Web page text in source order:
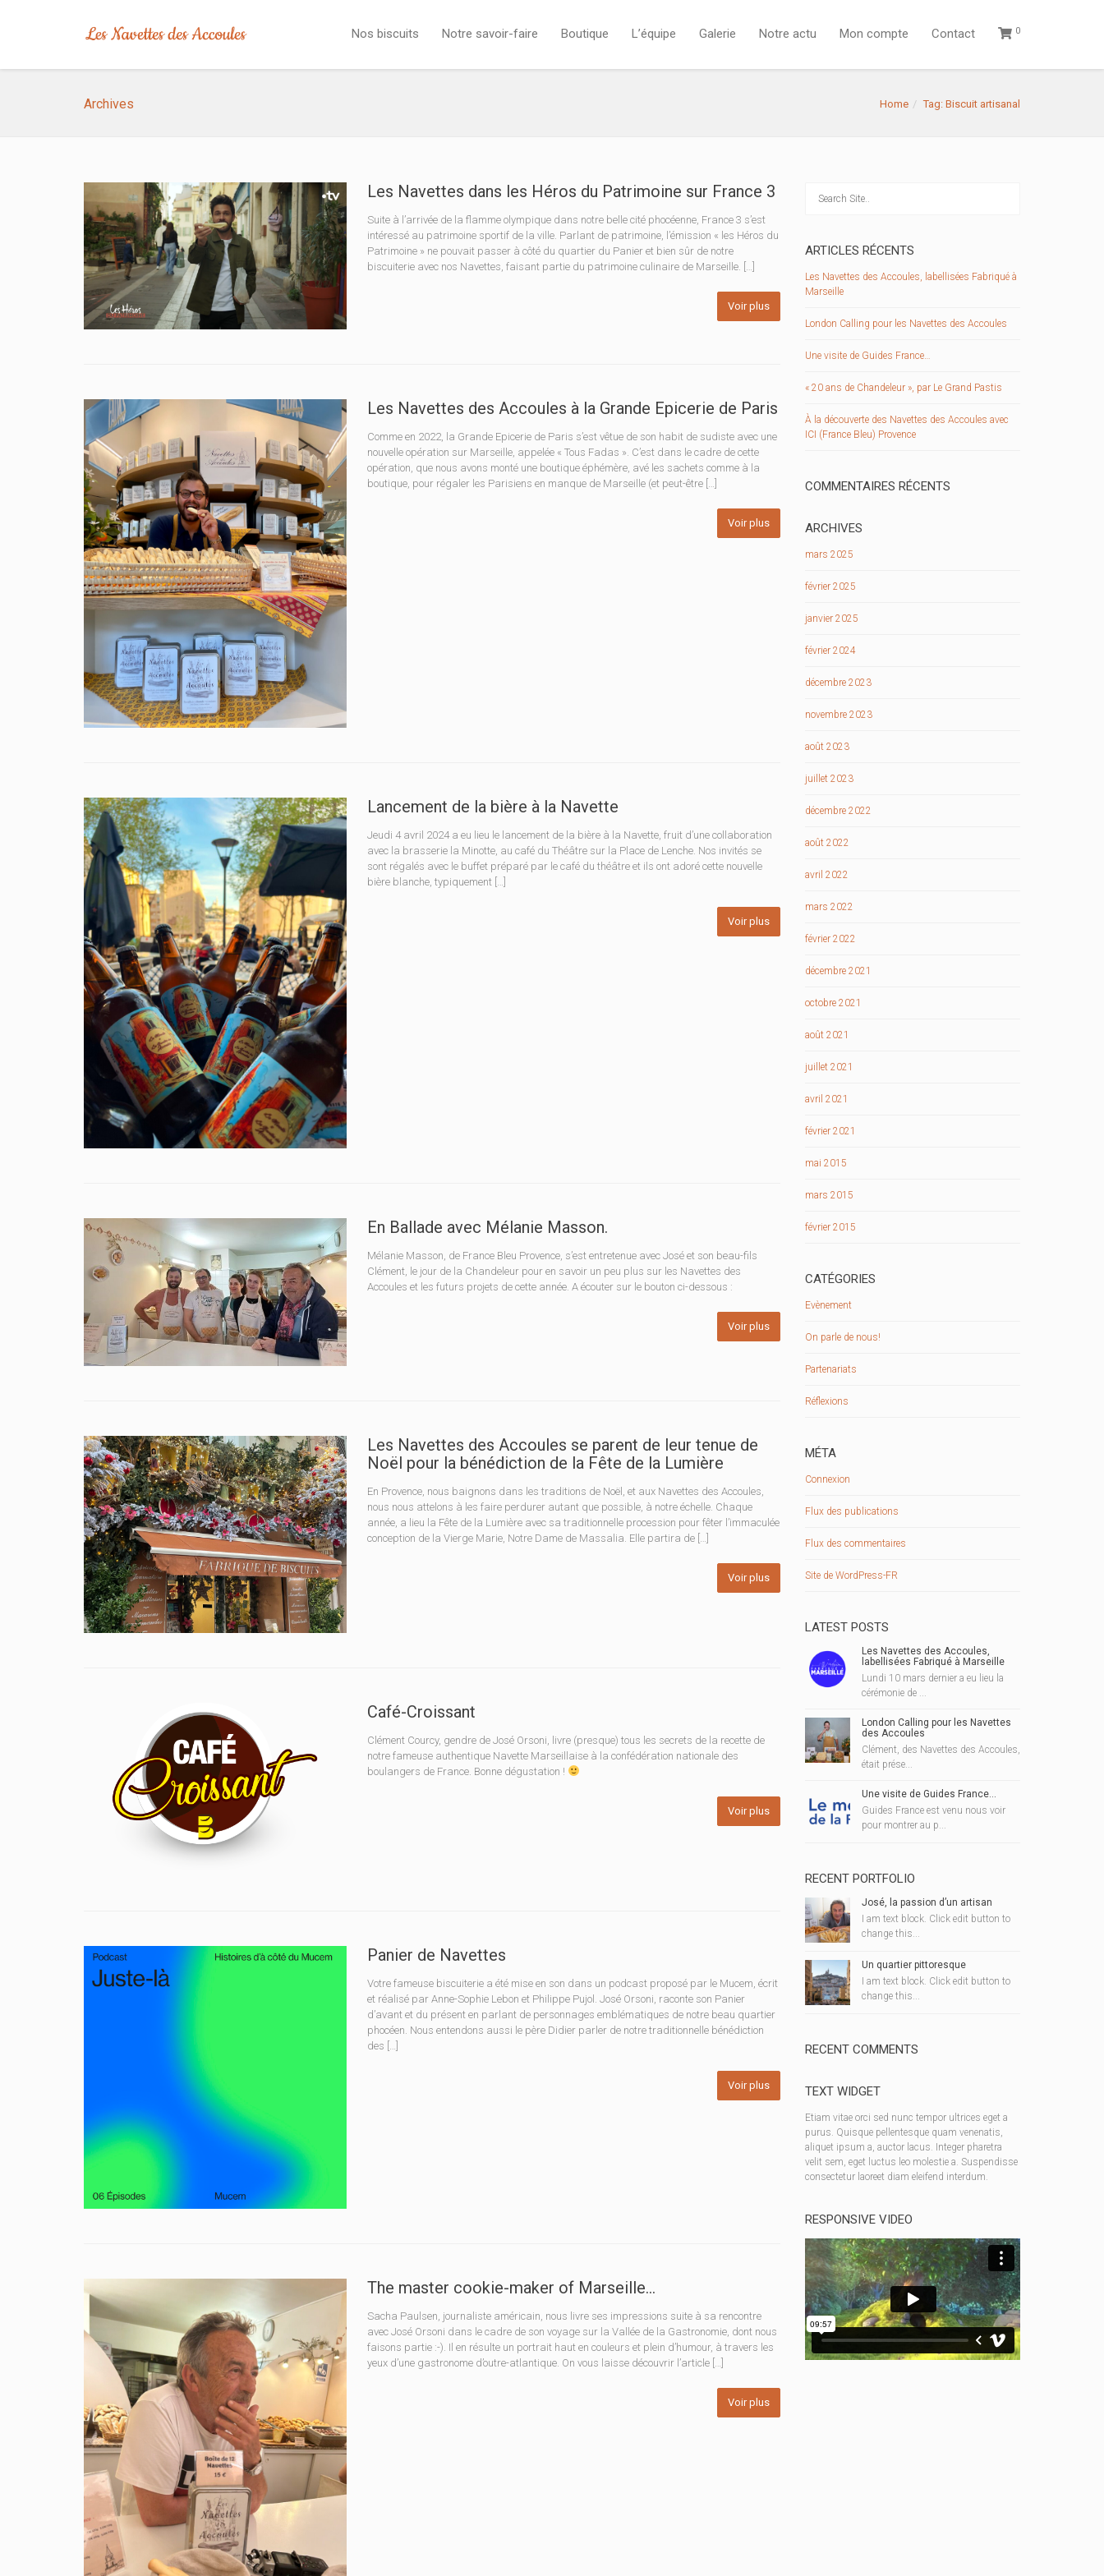
Nos biscuits Notre savoir-faire Boutique L’équipe Galerie Notre actu Mon compte Contact 0
Archives Home Tag: Biscuit artisanal
Les Navettes dans les Héros du Patrimoine sur France 3
Suite à l’arrivée de la flamme olympique dans notre belle cité phocéenne, France 3 s’est
intéressé au patrimoine sportif de la ville. Parlant de patrimoine, l’émission « les Héros du
Patrimoine » ne pouvait passer à côté du quartier du Panier et bien sûr de notre
biscuiterie avec nos Navettes, faisant partie du patrimoine culinaire de Marseille. […]
Voir plus
Les Navettes des Accoules à la Grande Epicerie de Paris
Comme en 2022, la Grande Epicerie de Paris s’est vêtue de son habit de sudiste avec une
nouvelle opération sur Marseille, appelée « Tous Fadas ». C’est dans le cadre de cette
opération, que nous avons monté une boutique éphémère, avé les sachets comme à la
boutique, pour régaler les Parisiens en manque de Marseille (et peut-être […]
Voir plus
Lancement de la bière à la Navette
Jeudi 4 avril 2024 a eu lieu le lancement de la bière à la Navette, fruit d’une collaboration
avec la brasserie la Minotte, au café du Théâtre sur la Place de Lenche. Nos invités se
sont régalés avec le buffet préparé par le café du théâtre et ils ont adoré cette nouvelle
bière blanche, typiquement […]
Voir plus
En Ballade avec Mélanie Masson.
Mélanie Masson, de France Bleu Provence, s’est entretenue avec José et son beau-fils
Clément, le jour de la Chandeleur pour en savoir un peu plus sur les Navettes des
Accoules et les futurs projets de cette année. A écouter sur le bouton ci-dessous :
Voir plus
Les Navettes des Accoules se parent de leur tenue de
Noël pour la bénédiction de la Fête de la Lumière
En Provence, nous baignons dans les traditions de Noël, et aux Navettes des Accoules,
nous nous attelons à les faire perdurer autant que possible, à notre échelle. Chaque
année, a lieu la Fête de la Lumière avec sa traditionnelle procession pour fêter l’immaculée
conception de la Vierge Marie, Notre Dame de Massalia. Elle partira de […]
Voir plus
Café-Croissant
Clément Courcy, gendre de José Orsoni, livre (presque) tous les secrets de la recette de
notre fameuse authentique Navette Marseillaise à la confédération nationale des
boulangers de France. Bonne dégustation !
Voir plus
Panier de Navettes
Votre fameuse biscuiterie a été mise en son dans un podcast proposé par le Mucem, écrit
et réalisé par Anne-Sophie Lebon et Philippe Pujol. José Orsoni, raconte son Panier
d’avant et du présent en parlant de personnages emblématiques de notre beau quartier
phocéen. Nous entendons aussi le père Didier parler de notre traditionnelle bénédiction
des […]
Voir plus
The master cookie-maker of Marseille…
Sacha Paulsen, journaliste américain, nous livre ses impressions suite à sa rencontre
avec José Orsoni dans le cadre de son voyage sur la Vallée de la Gastronomie, dont nous
faisons partie :-). Il en résulte un portrait haut en couleurs et plein d’humour, à travers les
yeux d’une gastronome d’outre-atlantique. On vous laisse découvrir l’article […]
Voir plus
ARTICLES RÉCENTS
Les Navettes des Accoules, labellisées Fabriqué à
Marseille
London Calling pour les Navettes des Accoules
Une visite de Guides France…
« 20 ans de Chandeleur », par Le Grand Pastis
À la découverte des Navettes des Accoules avec
ICI (France Bleu) Provence
COMMENTAIRES RÉCENTS
ARCHIVES
mars 2025
février 2025
janvier 2025
février 2024
décembre 2023
novembre 2023
août 2023
juillet 2023
décembre 2022
août 2022
avril 2022
mars 2022
février 2022
décembre 2021
octobre 2021
août 2021
juillet 2021
avril 2021
février 2021
mai 2015
mars 2015
février 2015
CATÉGORIES
Evènement
On parle de nous!
Partenariats
Réflexions
MÉTA
Connexion
Flux des publications
Flux des commentaires
Site de WordPress-FR
LATEST POSTS
Les Navettes des Accoules,
labellisées Fabriqué à Marseille
Lundi 10 mars dernier a eu lieu la
cérémonie de ...
London Calling pour les Navettes
des Accoules
Clément, des Navettes des Accoules,
était prése...
Une visite de Guides France…
Guides France est venu nous voir
pour montrer au p...
RECENT PORTFOLIO
José, la passion d’un artisan
I am text block. Click edit button to
change this...
Un quartier pittoresque
I am text block. Click edit button to
change this...
RECENT COMMENTS
TEXT WIDGET
Etiam vitae orci sed nunc tempor ultrices eget a
purus. Quisque pellentesque quam venenatis,
aliquet ipsum a, auctor lacus. Integer pharetra
velit sem, eget luctus leo molestie a. Suspendisse
consectetur laoreet diam eleifend interdum.
RESPONSIVE VIDEO